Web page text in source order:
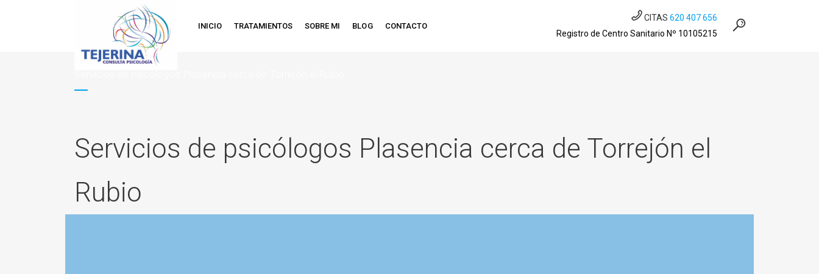
CITAS 620 407 656
Registro de Centro Sanitario Nº 10105215
INICIO TRATAMIENTOS SOBRE MI BLOG CONTACTO
Servicios de psicólogos Plasencia cerca de Torrejón el
Rubio